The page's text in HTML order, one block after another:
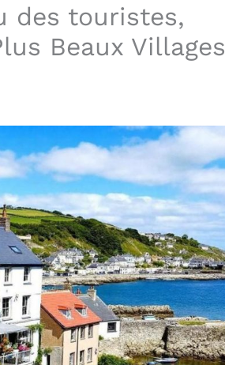
des touristes,
Beaux Villages